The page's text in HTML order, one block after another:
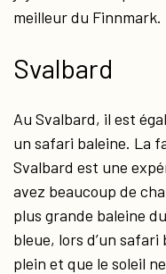
meilleur du Finnmark.
Svalbard
Au Svalbard, il est
un safari baleine. La
Svalbard est une
avez beaucoup de
plus grande baleine
bleue, lors d’un safari
plein et que le soleil